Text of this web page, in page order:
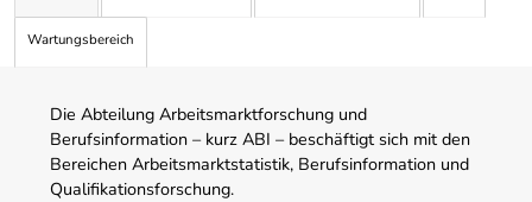
Wartungsbereich
Die Abteilung Arbeitsmarktforschung und
Berufsinformation – kurz ABI – beschäftigt sich mit den
Bereichen Arbeitsmarktstatistik, Berufsinformation und
Qualifikationsforschung.